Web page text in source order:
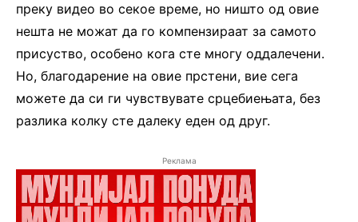
преку видео во секое време, но ништо од овие
нешта не можат да го компензираат за самото
присуство, особено кога сте многу оддалечени.
Но, благодарение на овие прстени, вие сега
можете да си ги чувствувате срцебиењата, без
разлика колку сте далеку еден од друг.
Реклама